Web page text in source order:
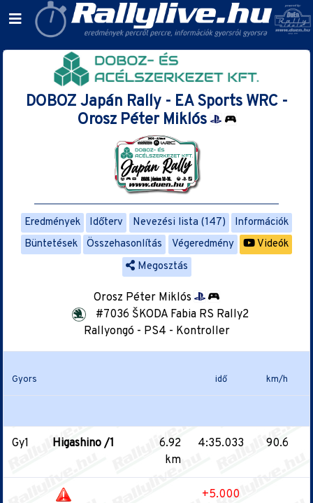
DOBOZ Japán Rally - EA Sports WRC -
Orosz Péter Miklós
Eredmények Időterv Nevezési lista (147)
Információk
Büntetések
Összehasonlítás Végeredmény
Videók
Megosztás
Orosz Péter Miklós
#7036 ŠKODA Fabia RS Rally2
Rallyongó - PS4 - Kontroller
Gyors idő km/h
Gy1 Higashino /1
6.92
km
4:35.033 90.6
+5.000